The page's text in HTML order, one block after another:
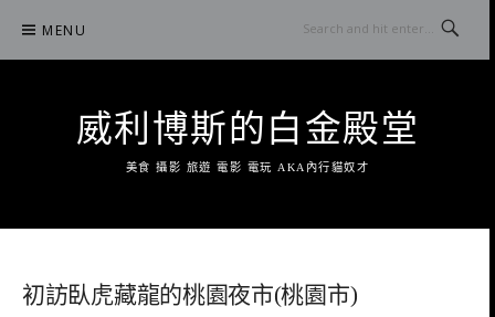
content
MENU
威利博斯的白金殿堂
美食 攝影 旅遊 電影 電玩 AKA內行貓奴才
初訪臥虎藏龍的桃園夜市(桃園市)